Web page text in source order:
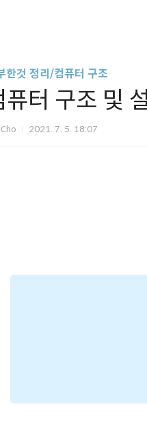
한것 정리/컴퓨터 구조
퓨터 구조 및
2021. 7. 5. 18:07